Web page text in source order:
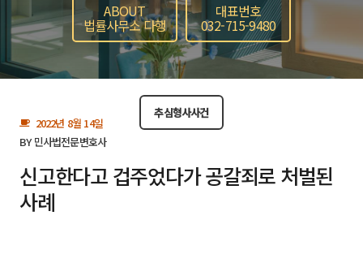
ABOUT
법률사무소 다행
대표번호
032-715-9480
추심형사사건
2022년 8월 14일
BY민사법전문변호사
신고한다고 겁주었다가 공갈죄로 처벌된
사례